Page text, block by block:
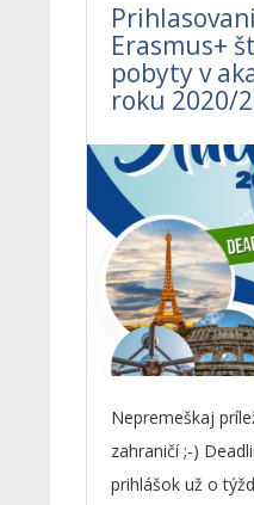
Erasmus+
pobyty v
roku 2020/
Nepremeškaj
zahraničí ;-)
prihlášok už o